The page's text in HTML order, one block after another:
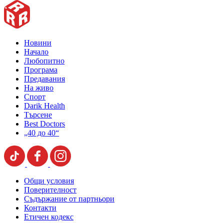
Новини
Начало
Любопитно
Програма
Предавания
На живо
Спорт
Darik Health
Търсене
Best Doctors
„40 до 40“
Общи условия
Поверителност
Съдържание от партньори
Контакти
Етичен кодекс